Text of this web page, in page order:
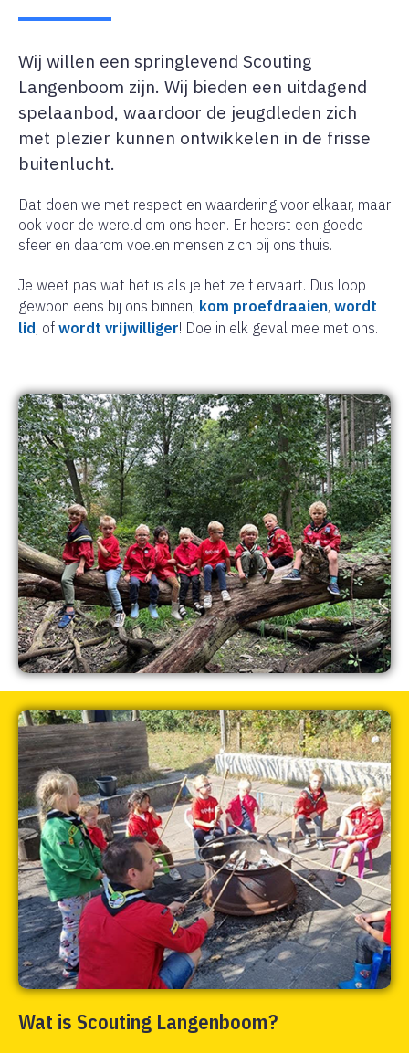
Wij willen een springlevend Scouting
Langenboom zijn. Wij bieden een uitdagend
spelaanbod, waardoor de jeugdleden zich
met plezier kunnen ontwikkelen in de frisse
buitenlucht.
Dat doen we met respect en waardering voor elkaar, maar
ook voor de wereld om ons heen. Er heerst een goede
sfeer en daarom voelen mensen zich bij ons thuis.
Je weet pas wat het is als je het zelf ervaart. Dus loop
gewoon eens bij ons binnen, kom proefdraaien, wordt
lid, of wordt vrijwilliger! Doe in elk geval mee met ons.
Wat is Scouting Langenboom?